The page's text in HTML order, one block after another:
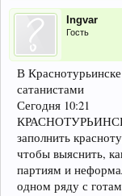
Ingvar
Гость
В
сатанистами
Сегодня 10:21
КРАСНОТУРЬИНСК.
заполнить
чтобы выяснить,
партиям и
одном ряду с